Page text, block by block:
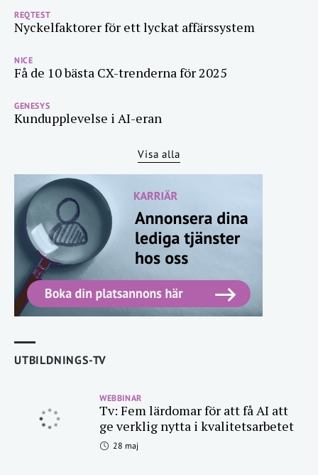
REQTEST
Nyckelfaktorer för ett lyckat affärssystem
NICE
Få de 10 bästa CX-trenderna för 2025
GENESYS
Kundupplevelse i AI-eran
Visa alla
UTBILDNINGS-TV
WEBBINAR
Tv: Fem lärdomar för att få AI att
ge verklig nytta i kvalitetsarbetet
28 maj